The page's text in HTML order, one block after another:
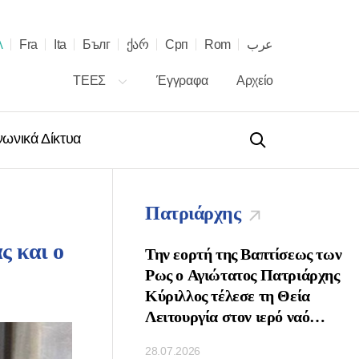
Fra Ita Бълг ქარ Срп Rom عرب
ΤΕΕΣ Έγγραφα Αρχείο
Δίκτυα
και ο
Πατριάρχης
ἑορτῇ τῶν
Την εορτή της Βαπτίσεως των
Ρως ο Αγιώτατος Πατριάρχης
Κύριλλος τέλεσε τη Θεία
Λειτουργία στον ιερό ναό
28.07.2026